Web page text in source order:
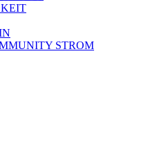
STROM